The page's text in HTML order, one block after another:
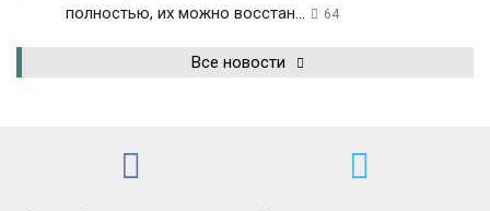
полностью, их можно восстан...
64
Все новости